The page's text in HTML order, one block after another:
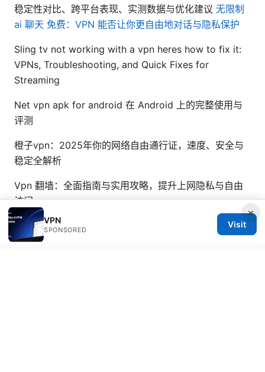
稳定性对比、跨平台表现、实测数据与优化建议 无限制
ai 聊天 免费：VPN 能否让你更自由地对话与隐私保护
Sling tv not working with a vpn heres how to fix it:
VPNs, Troubleshooting, and Quick Fixes for
Streaming
Net vpn apk for android 在 Android 上的完整使用与
评测
橙子vpn：2025年你的网络自由通行证，速度、安全与
稳定全解析
Vpn 翻墙：全面指南与实用攻略，提升上网隐私与自由
访问
×
VPN
SPONSORED
Visit